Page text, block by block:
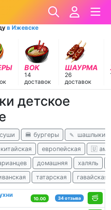
в Ижевске
ВОК
14
доставок
ШАУРМА
26
доставок
детское
🍔 бургеры
🍡 шашлыки
китайская европейская
🇺
домашняя халяль
татарская гавайская
10.00 34 отзыва